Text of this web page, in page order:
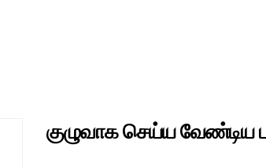
குழுவாக செய்ய வேண்டிய